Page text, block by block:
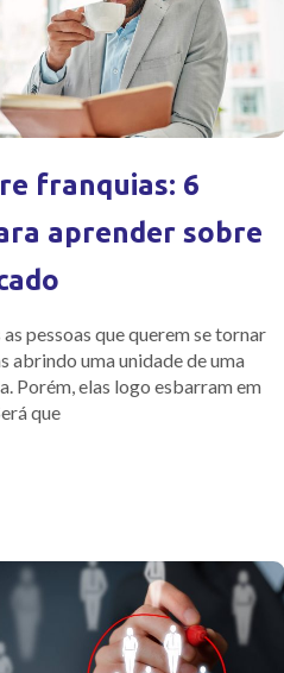
franquias: 6
aprender sobre
pessoas que querem se tornar
abrindo uma unidade de uma
Porém, elas logo esbarram em
que